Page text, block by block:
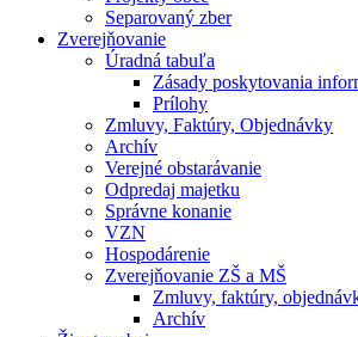
Separovaný zber
Zverejňovanie
Úradná tabuľa
Zásady poskytovania
Prílohy
Zmluvy, Faktúry, Objednávky
Archív
Verejné obstarávanie
Odpredaj majetku
Správne konanie
VZN
Hospodárenie
Zverejňovanie ZŠ a MŠ
Zmluvy, faktúry,
Archív